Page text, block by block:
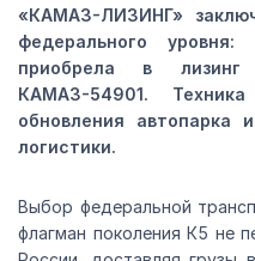
«КАМАЗ-ЛИЗИНГ»
федерального
приобрела в
КАМАЗ-54901.
обновления автопарка
логистики.
Выбор федеральной
флагман поколения К5 не